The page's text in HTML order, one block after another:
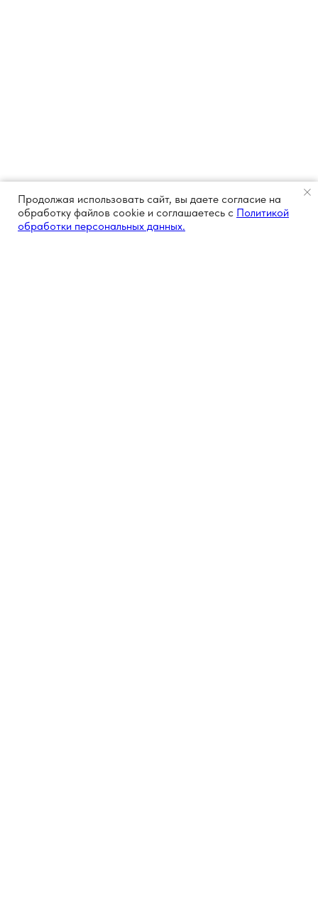
Продолжая использовать сайт, вы даете согласие на
обработку файлов cookie и соглашаетесь с Политикой
обработки персональных данных.